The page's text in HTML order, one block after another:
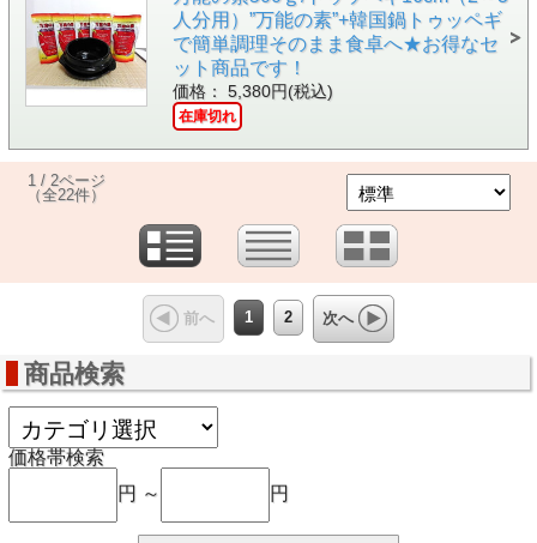
人分用）”万能の素”+韓国鍋トゥッペギ
で簡単調理そのまま食卓へ★お得なセ
ット商品です！
価格： 5,380円(税込)
在庫切れ
1 / 2ページ
（全22件）
前へ 1 2 次へ
商品検索
価格帯検索
円 ～
円